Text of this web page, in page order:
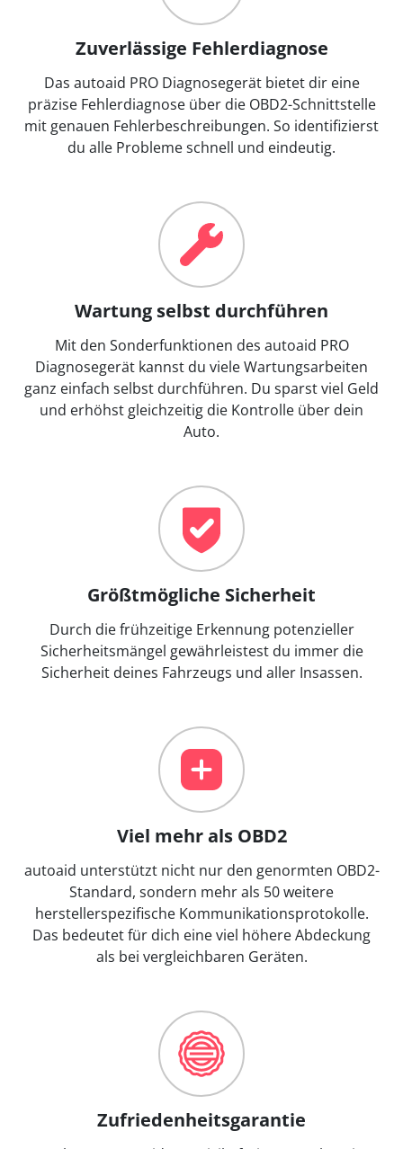
Zuverlässige Fehlerdiagnose
Das autoaid PRO Diagnosegerät bietet dir eine
präzise Fehlerdiagnose über die OBD2-Schnittstelle
mit genauen Fehlerbeschreibungen. So identifizierst
du alle Probleme schnell und eindeutig.
Wartung selbst durchführen
Mit den Sonderfunktionen des autoaid PRO
Diagnosegerät kannst du viele Wartungsarbeiten
ganz einfach selbst durchführen. Du sparst viel Geld
und erhöhst gleichzeitig die Kontrolle über dein
Auto.
Größtmögliche Sicherheit
Durch die frühzeitige Erkennung potenzieller
Sicherheitsmängel gewährleistest du immer die
Sicherheit deines Fahrzeugs und aller Insassen.
Viel mehr als OBD2
autoaid unterstützt nicht nur den genormten OBD2-
Standard, sondern mehr als 50 weitere
herstellerspezifische Kommunikationsprotokolle.
Das bedeutet für dich eine viel höhere Abdeckung
als bei vergleichbaren Geräten.
Zufriedenheitsgarantie